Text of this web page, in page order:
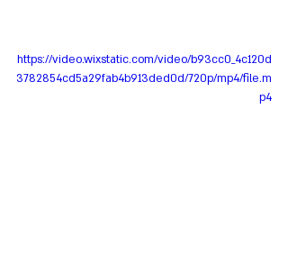
https://video.wixstatic.com/video/b93cc0_4c120d
3782854cd5a29fab4b913ded0d/720p/mp4/file.m
p4